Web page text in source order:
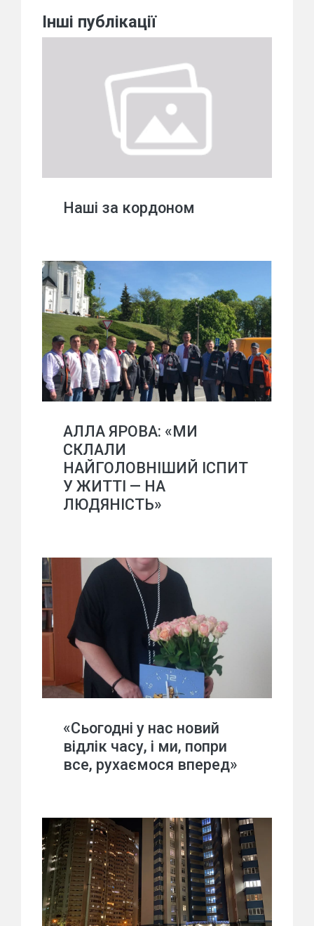
Інші публікації
Наші за кордоном
АЛЛА ЯРОВА: «МИ
СКЛАЛИ
НАЙГОЛОВНІШИЙ ІСПИТ
У ЖИТТІ — НА
ЛЮДЯНІСТЬ»
«Сьогодні у нас новий
відлік часу, і ми, попри
все, рухаємося вперед»